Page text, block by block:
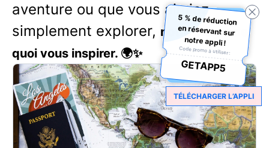
aventure ou que vous aimiez
simplement explorer, notre blog a de
quoi vous inspirer. 🌍✨
5 % de réduction
en réservant sur
notre appli !
Code promo à utiliser :
GETAPP5
TÉLÉCHARGER L’APPLI